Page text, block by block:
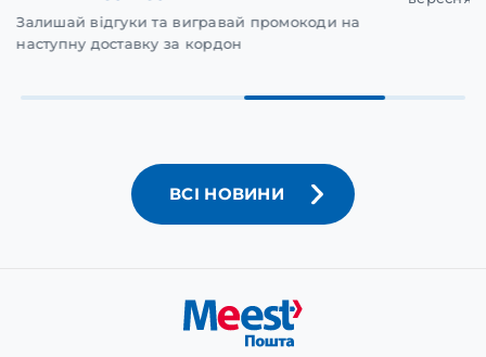
Залишай відгуки та вигравай промокоди на
наступну доставку за кордон
ВСІ НОВИНИ